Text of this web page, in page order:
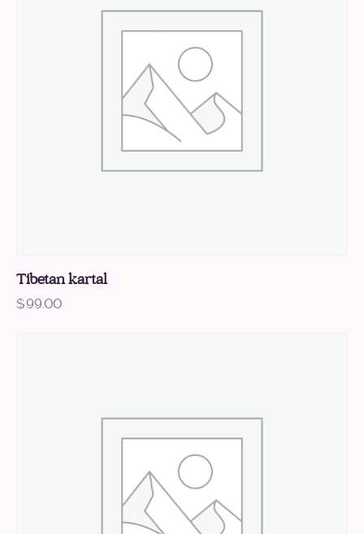
Tibetan kartal
$99.00